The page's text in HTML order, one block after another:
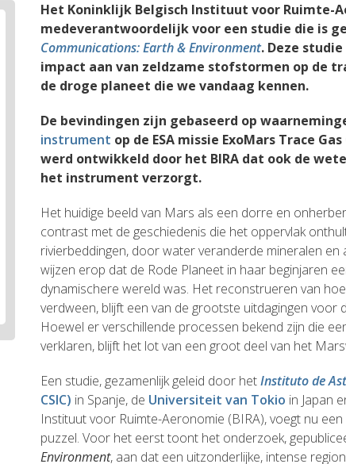
Het Koninklijk Belgisch Instituut voor Ruimte-
medeverantwoordelijk voor een studie die is
Communications: Earth & Environment. Deze
impact aan van zeldzame stofstormen op de
de droge planeet die we vandaag kennen.
De bevindingen zijn gebaseerd op
instrument op de ESA missie ExoMars Trace
werd ontwikkeld door het BIRA dat ook de
het instrument verzorgt.
Het huidige beeld van Mars als een dorre en
contrast met de geschiedenis die het oppervlak
rivierbeddingen, door water veranderde mineralen
wijzen erop dat de Rode Planeet in haar beginjaren
dynamischere wereld was. Het reconstrueren van
verdween, blijft een van de grootste uitdagingen voor
Hoewel er verschillende processen bekend zijn die
verklaren, blijft het lot van een groot deel van het
Een studie, gezamenlijk geleid door hetInstituto de
CSIC) in Spanje, de Universiteit van Tokio in Japan
Instituut voor Ruimte-Aeronomie (BIRA), voegt nu
puzzel. Voor het eerst toont het onderzoek,
Environment, aan dat een uitzonderlijke, intense